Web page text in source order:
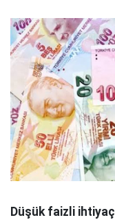
Düşük faizli